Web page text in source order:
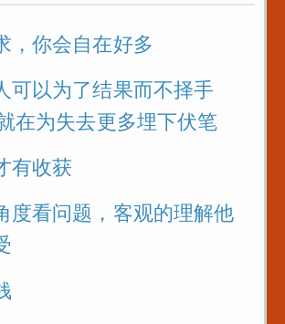
5
，你会自在好多
可以为了结果而不择手
在为失去更多埋下伏笔
有收获
度看问题，客观的理解他